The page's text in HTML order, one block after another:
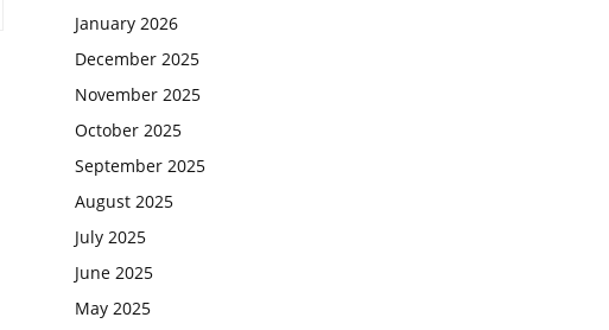
January 2026
December 2025
November 2025
October 2025
September 2025
August 2025
July 2025
June 2025
May 2025